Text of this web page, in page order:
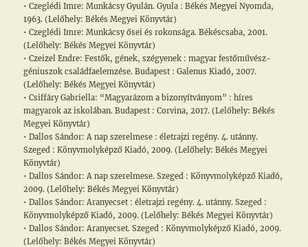
• Czeglédi Imre: Munkácsy Gyulán. Gyula : Békés Megyei Nyomda,
1963. (Lelőhely: Békés Megyei Könyvtár)
• Czeglédi Imre: Munkácsy ősei és rokonsága. Békéscsaba, 2001.
(Lelőhely: Békés Megyei Könyvtár)
• Czeizel Endre: Festők, gének, szégyenek : magyar festőművész-
géniuszok családfaelemzése. Budapest : Galenus Kiadó, 2007.
(Lelőhely: Békés Megyei Könyvtár)
• Csiffáry Gabriella: “Magyarázom a bizonyítványom” : híres
magyarok az iskolában. Budapest : Corvina, 2017. (Lelőhely: Békés
Megyei Könyvtár)
• Dallos Sándor: A nap szerelmese : életrajzi regény. 4. utánny.
Szeged : Könyvmolyképző Kiadó, 2009. (Lelőhely: Békés Megyei
Könyvtár)
• Dallos Sándor: A nap szerelmese. Szeged : Könyvmolyképző Kiadó,
2009. (Lelőhely: Békés Megyei Könyvtár)
• Dallos Sándor: Aranyecset : életrajzi regény. 4. utánny. Szeged :
Könyvmolyképző Kiadó, 2009. (Lelőhely: Békés Megyei Könyvtár)
• Dallos Sándor: Aranyecset. Szeged : Könyvmolyképző Kiadó, 2009.
(Lelőhely: Békés Megyei Könyvtár)